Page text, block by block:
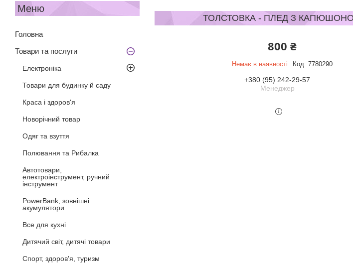
Головна
Товари та послуги
Електроніка
Товари для будинку й саду
Краса і здоров'я
Новорічний товар
Одяг та взуття
Полювання та Рибалка
Автотовари,
електроінструмент, ручний
інструмент
PowerBank, зовнішні
акумулятори
Все для кухні
Дитячий світ, дитячі товари
Спорт, здоров'я, туризм
ТОЛСТОВКА - ПЛЕД З КАПЮШОНОМ
800 ₴
Немає в наявності Код: 7780290
+380 (95) 242-29-57
Менеджер